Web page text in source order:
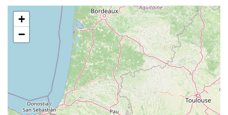
+
−